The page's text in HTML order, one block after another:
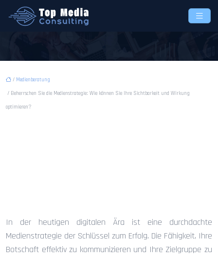
/ Medienberatung
/ Beherrschen Sie die Medienstrategie: Wie können Sie Ihre Sichtbarkeit und Wirkung
optimieren?
In der heutigen digitalen Ära ist eine durchdachte
Medienstrategie der Schlüssel zum Erfolg. Die Fähigkeit, Ihre
Botschaft effektiv zu kommunizieren und Ihre Zielgruppe zu